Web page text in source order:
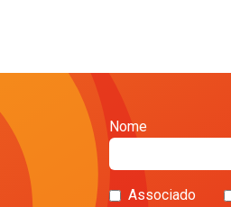
Nome
Associado